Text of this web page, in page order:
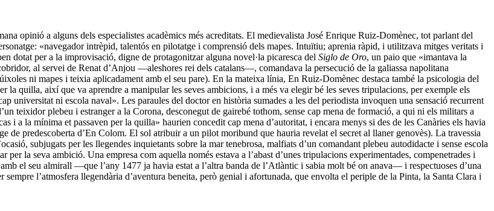
opinió a alguns dels especialistes acadèmics més acreditats. El medievalista José Enrique Ruiz-Domènec, tot parlant del
«navegador intrèpid, talentós en pilotatge i comprensió dels mapes. Intuïtiu; aprenia ràpid, i utilitzava mitges veritats i
dotat per a la improvisació, digne de protagonitzar alguna novel·la picaresca del Siglo de Oro, un paio que «imantava la
al servei de Renat d’Anjou —aleshores rei dels catalans—, comandava la persecució de la galiassa napolitana
ni mapes i teixia aplicadament amb el seu pare). En la mateixa línia, En Ruiz-Domènec destaca també la psicologia del
la quilla, així que va aprendre a manipular les seves ambicions, i a més va elegir bé les seves tripulacions, per exemple els
universitat ni escola naval». Les paraules del doctor en història sumades a les del periodista invoquen una sensació recurrent
teixidor plebeu i estranger a la Corona, desconegut de gairebé tothom, sense cap mena de formació, a qui ni els militars a
i a la mínima et passaven per la quilla» haurien concedit cap mena d’autoritat, i encara menys si des de les Canàries els havia
predescoberta d’En Colom. El sol atribuir a un pilot moribund que hauria revelat el secret al llaner genovès). La travessia
subjugats per les llegendes inquietants sobre la mar tenebrosa, malfiats d’un comandant plebeu autodidacte i sense escola
la seva ambició. Una empresa com aquella només estava a l’abast d’unes tripulacions experimentades, compenetrades i
el seu almirall —que l’any 1477 ja havia estat a l’altra banda de l’Atlàntic i sabia molt bé on anava— i respectuoses d’una
l’atmosfera llegendària d’aventura beneita, però genial i afortunada, que envolta el periple de la Pinta, la Santa Clara i